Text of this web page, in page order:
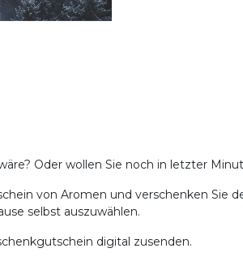
Oder wollen Sie noch in letzter
von Aromen und verschenken Sie
selbst auszuwählen.
digital zusenden.